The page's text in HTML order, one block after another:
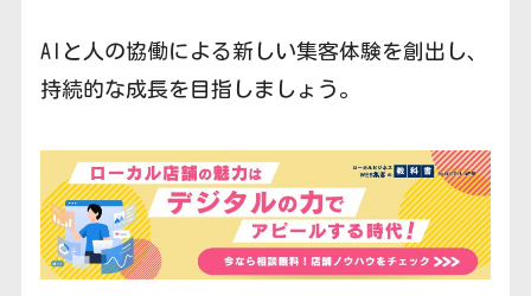
AIと人の協働による新しい集客体験を創出し、
持続的な成長を目指しましょう。